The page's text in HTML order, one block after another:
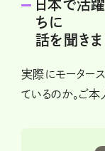
日本で活
ちに
話を聞きま
実際にモーター
ているのか。ご本